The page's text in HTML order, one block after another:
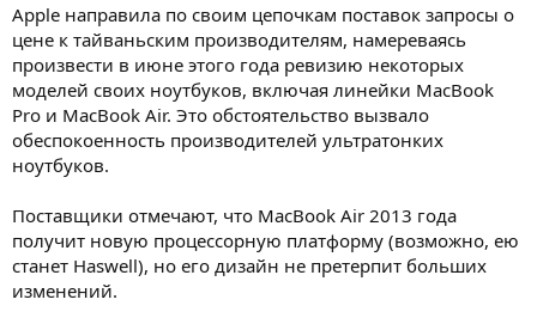
Apple направила по своим цепочкам поставок запросы о
цене к тайваньским производителям, намереваясь
произвести в июне этого года ревизию некоторых
моделей своих ноутбуков, включая линейки MacBook
Pro и MacBook Air. Это обстоятельство вызвало
обеспокоенность производителей ультратонких
ноутбуков.
Поставщики отмечают, что MacBook Air 2013 года
получит новую процессорную платформу (возможно, ею
станет Haswell), но его дизайн не претерпит больших
изменений.